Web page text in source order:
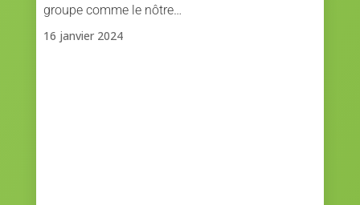
groupe comme le nôtre…
16 janvier 2024